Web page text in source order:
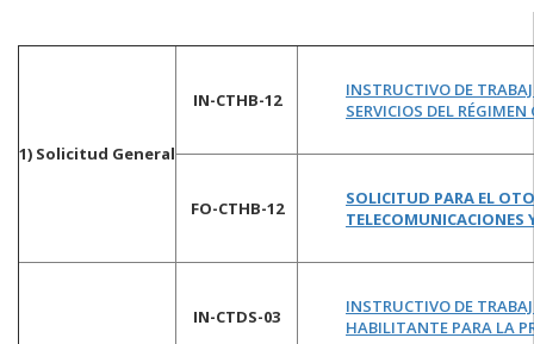
1) Solicitud General
IN-CTHB-12
INSTRUCTIVO DE
SERVICIOS DEL
FO-CTHB-12
SOLICITUD PARA EL
TELECOMUNICACIONES
IN-CTDS-03
INSTRUCTIVO DE
HABILITANTE PARA LA